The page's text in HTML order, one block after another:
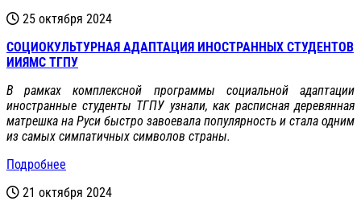
25 октября 2024
СОЦИОКУЛЬТУРНАЯ АДАПТАЦИЯ ИНОСТРАННЫХ СТУДЕНТОВ
ИИЯМС ТГПУ
В рамках комплексной программы социальной адаптации
иностранные студенты ТГПУ узнали, как расписная деревянная
матрешка на Руси быстро завоевала популярность и стала одним
из самых симпатичных символов страны.
Подробнее
21 октября 2024